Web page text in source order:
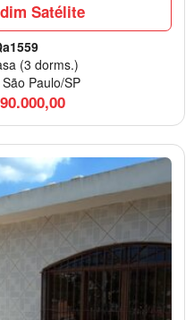
Satélite
(3 dorms.)
São Paulo/SP